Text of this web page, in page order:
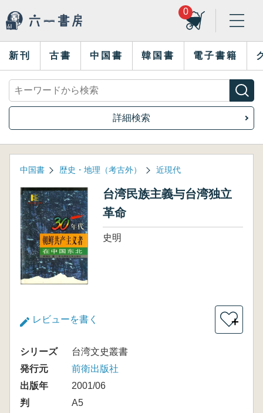
0
新刊 古書 中国書 韓国書 電子書籍
詳細検索
中国書 歴史・地理（考古外） 近現代
台湾民族主義与台湾独立
革命
史明
レビューを書く ＋
シリーズ
台湾文史叢書
発行元
前衛出版社
出版年
2001/06
判
A5